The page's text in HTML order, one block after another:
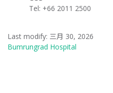
Tel: +66 2011 2500
Last modify: 三月 30, 2026
Bumrungrad Hospital